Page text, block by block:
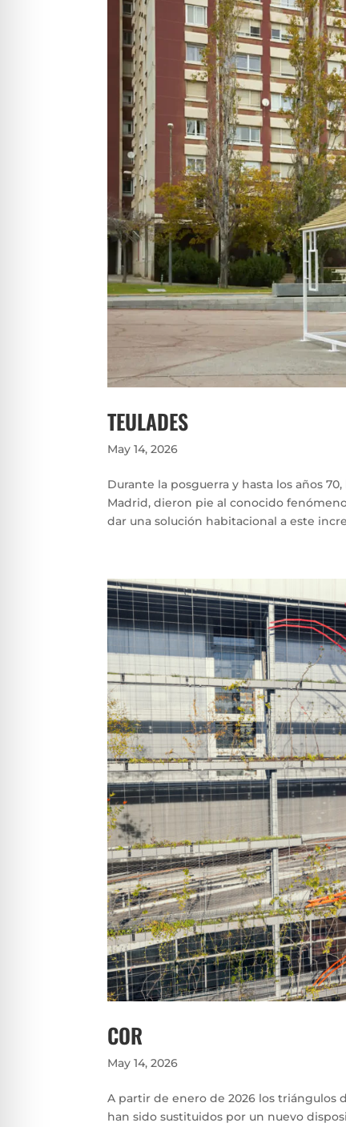
TEULADES
May 14, 2026
Durante la posguerra y hasta los años
Madrid, dieron pie al conocido
dar una solución habitacional a este
COR
May 14, 2026
A partir de enero de 2026 los triángulos
han sido sustituidos por un nuevo